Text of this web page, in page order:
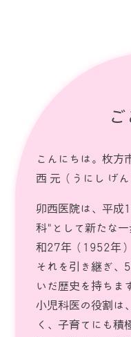
こんにちは。枚方
西 元（うにし げん
卯西医院は、平成
科"として新たな
和27年（1952年
それを引き継ぎ、
いだ歴史を持ちま
小児科医の役割は
く、子育てにも積